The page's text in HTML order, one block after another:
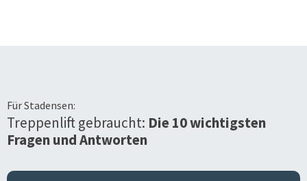
FürStadensen:
Treppenlift gebraucht: Die 10 wichtigsten
Fragen und Antworten